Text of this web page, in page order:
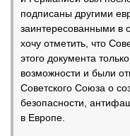
подписаны другими
заинтересованными в
хочу отметить, что
этого документа
возможности и были
Советского Союза о
безопасности,
в Европе.